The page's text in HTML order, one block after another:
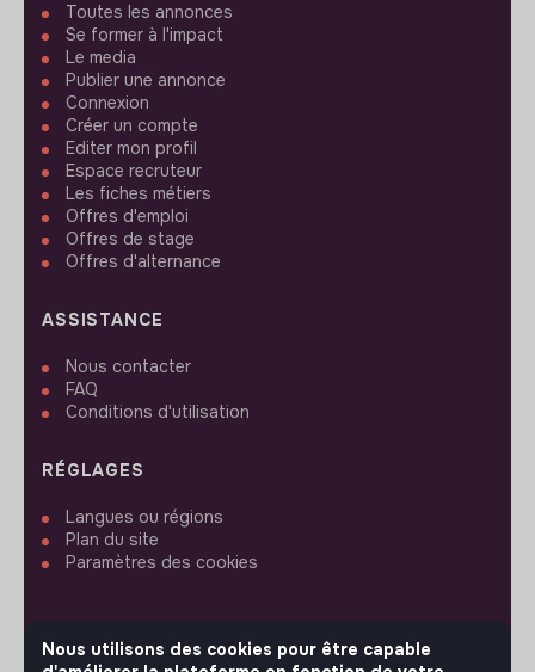
Toutes les annonces
Se former à l'impact
Le media
Publier une annonce
Connexion
Créer un compte
Editer mon profil
Espace recruteur
Les fiches métiers
Offres d'emploi
Offres de stage
Offres d'alternance
ASSISTANCE
Nous contacter
FAQ
Conditions d'utilisation
RÉGLAGES
Langues ou régions
Plan du site
Paramètres des cookies
Nous utilisons des cookies pour être capable